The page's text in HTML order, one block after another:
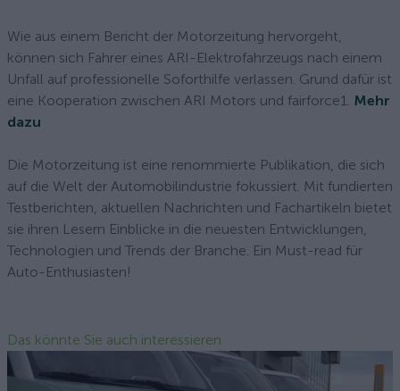
Wie aus einem Bericht der Motorzeitung hervorgeht,
können sich Fahrer eines ARI-Elektrofahrzeugs nach einem
Unfall auf professionelle Soforthilfe verlassen. Grund dafür ist
eine Kooperation zwischen ARI Motors und fairforce1. Mehr
dazu
Die Motorzeitung ist eine renommierte Publikation, die sich
auf die Welt der Automobilindustrie fokussiert. Mit fundierten
Testberichten, aktuellen Nachrichten und Fachartikeln bietet
sie ihren Lesern Einblicke in die neuesten Entwicklungen,
Technologien und Trends der Branche. Ein Must-read für
Auto-Enthusiasten!
Das könnte Sie auch interessieren